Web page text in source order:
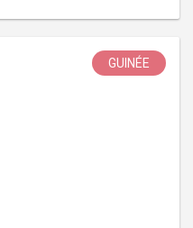
GUINÉE